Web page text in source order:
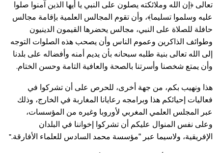
تعالى ﴿إن الله وملائكته يصلون على النبي يا أيها الذين آمنوا صلوا
عليه وسلموا تسليما﴾، وأن تقوم المجالس العلمية بإقامة مجالس
حافلة للصلاة على النبي، مجالس يحضرها القيمون الدينيون
وطوائف الذاكرين وعموم الناس وأن يصحب هذه الصلوات التوجه
إلى الله تعالى بنية طلبه سبحانه بأن يديم أمنه وأفضاله على بلدنا
وأن يمتع شخصنا وأسرتنا بالصحة والعافية التامة وحسن الختام.
هذا ونهيب بكم، من جهة أخرى، للحرص على أن تشركوا في
فعاليات إحيائكم هذا وبرامجه رعايانا المغاربة في الخارج، وذلك
عبر المجلس العلمي المغربي لأوروبا وغيره من المؤسسات،
وعلى نفس المنوال عليكم أن تشركوا إخواننا في البلدان
الإفريقية، ولاسيما عبر “مؤسسة محمد السادس للعلماء الأفارقة”.